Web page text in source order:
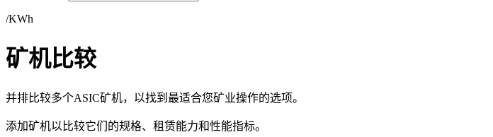
/KWh
矿机比较
并排比较多个ASIC矿机，以找到最适合您矿业操作的选项。
添加矿机以比较它们的规格、租赁能力和性能指标。